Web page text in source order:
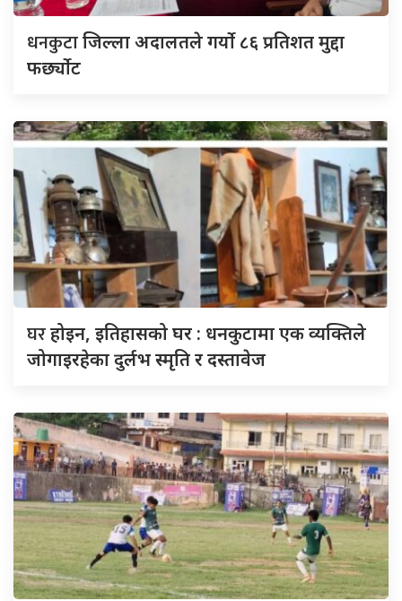
धनकुटाजिल्ला अदालतले गर्यो ८६ प्रतिशत मुद्दा
फर्छ्योट
घरहोइन, इतिहासको घर : धनकुटामा एक व्यक्तिले
जोगाइरहेका दुर्लभ स्मृति र दस्तावेज